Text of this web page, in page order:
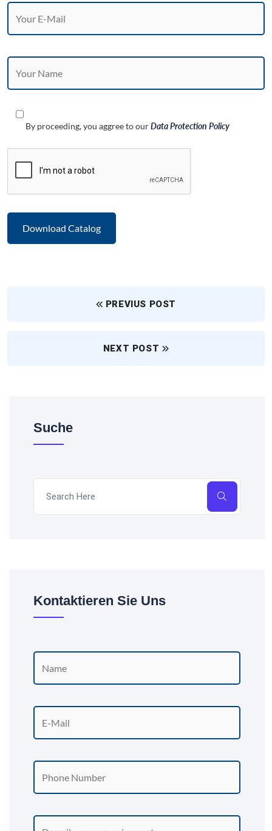
By proceeding, you aggree to ourData Protection Policy
PREVIUS POST
NEXT POST
Suche
Kontaktieren Sie Uns